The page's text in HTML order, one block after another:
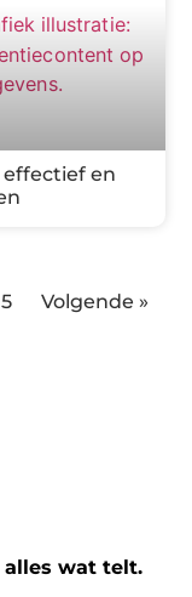
en
5 Volgende »
alles wat telt.